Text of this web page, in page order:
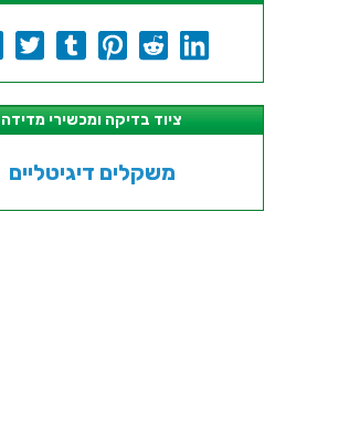
ציוד בדיקה ומכשירי מדידה
משקלים דיגיטליים